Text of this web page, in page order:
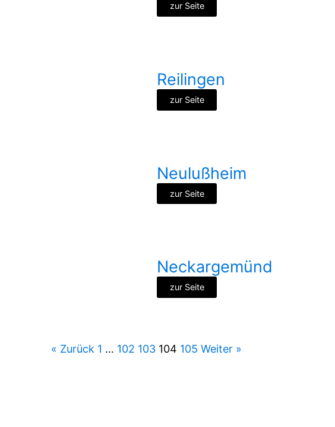
zur Seite
Reilingen
zur Seite
Neulußheim
zur Seite
Neckargemünd
zur Seite
« Zurück 1 … 102 103 104 105 Weiter »